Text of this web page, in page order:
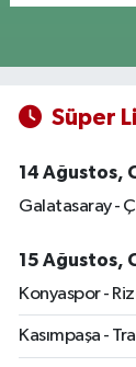
Süper
14 Ağustos,
Galatasaray -
15 Ağustos,
Konyaspor -
Kasımpaşa -